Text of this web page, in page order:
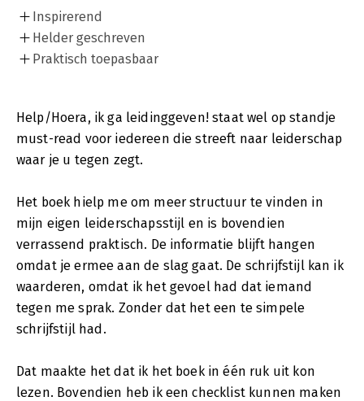
Inspirerend
Helder geschreven
Praktisch toepasbaar
Help/Hoera, ik ga leidinggeven! staat wel op standje
must-read voor iedereen die streeft naar leiderschap
waar je u tegen zegt.
Het boek hielp me om meer structuur te vinden in
mijn eigen leiderschapsstijl en is bovendien
verrassend praktisch. De informatie blijft hangen
omdat je ermee aan de slag gaat. De schrijfstijl kan ik
waarderen, omdat ik het gevoel had dat iemand
tegen me sprak. Zonder dat het een te simpele
schrijfstijl had.
Dat maakte het dat ik het boek in één ruk uit kon
lezen. Bovendien heb ik een checklist kunnen maken